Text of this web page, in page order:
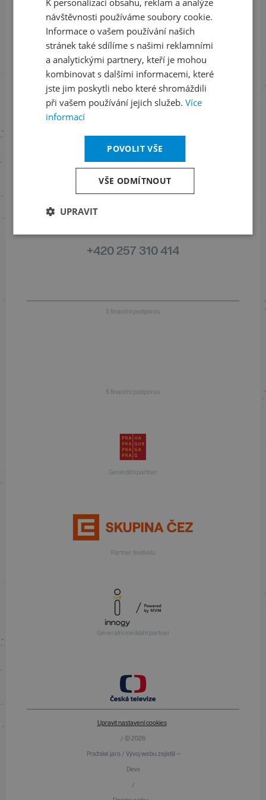
ODEBÍRAT NEWSLETTER
Sledujte nás na sociálních sítích
LinkedIn
flickr
Informace o stavu objednávek
+420 461 049 232
+420 257 310 414
S finanční podporou
S finanční podporou
Generální partner
Partner festivalu
Generální mediální partner
Upravit nastavení cookies
/ © 2026
Pražské jaro / Vývoj webu zajistili —
Devx
/
ENGLISH
návštěvnosti používáme soubory cookie.
Informace o vašem používání našich
stránek také sdílíme s našimi reklamními
a analytickými partnery, kteří je mohou
kombinovat s dalšími informacemi, které
jste jim poskytli nebo které shromáždili
při vašem používání jejich služeb. Více
informací
POVOLIT VŠE
VŠE ODMÍTNOUT
UPRAVIT